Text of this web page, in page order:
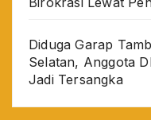
Diduga Garap
Selatan, Anggota
Jadi Tersangka